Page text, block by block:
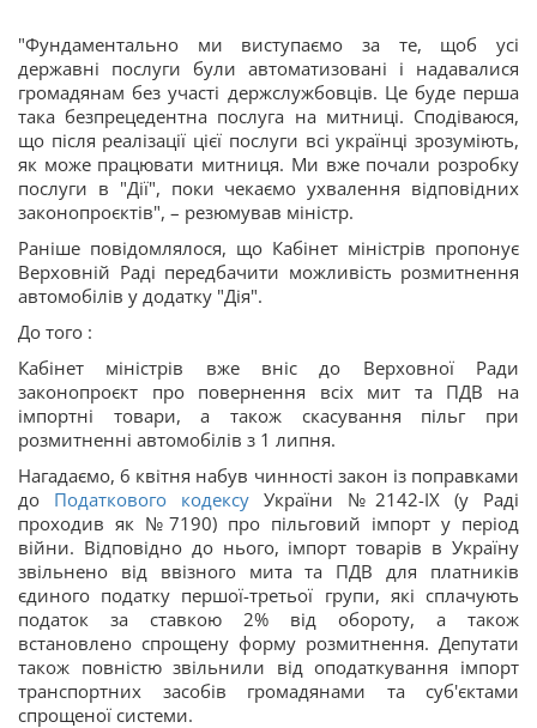
"Фундаментально ми виступаємо за те, щоб усі
державні послуги були автоматизовані і надавалися
громадянам без участі держслужбовців. Це буде перша
така безпрецедентна послуга на митниці. Сподіваюся,
що після реалізації цієї послуги всі українці зрозуміють,
як може працювати митниця. Ми вже почали розробку
послуги в "Дії", поки чекаємо ухвалення відповідних
законопроєктів", – резюмував міністр.
Раніше повідомлялося, що Кабінет міністрів пропонує
Верховній Раді передбачити можливість розмитнення
автомобілів у додатку "Дія".
До того :
Кабінет міністрів вже вніс до Верховної Ради
законопроєкт про повернення всіх мит та ПДВ на
імпортні товари,
а також скасування пільг при
розмитненні автомобілів з 1 липня.
Нагадаємо, 6 квітня набув чинності закон із поправками
до Податкового кодексу України №2142-IX (у Раді
проходив як №7190) про пільговий імпорт у період
війни. Відповідно до нього, імпорт товарів в Україну
звільнено від ввізного мита та ПДВ для платників
єдиного податку першої-третьої групи, які сплачують
податок за ставкою 2% від обороту, а також
встановлено спрощену форму розмитнення. Депутати
також повністю звільнили від оподаткування імпорт
транспортних засобів громадянами та суб'єктами
спрощеної системи.